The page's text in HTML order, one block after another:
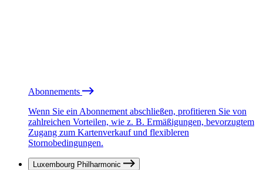
Abonnements
Wenn Sie ein Abonnement abschließen, profitieren Sie von
zahlreichen Vorteilen, wie z. B. Ermäßigungen, bevorzugtem
Zugang zum Kartenverkauf und flexibleren
Stornobedingungen.
Luxembourg Philharmonic